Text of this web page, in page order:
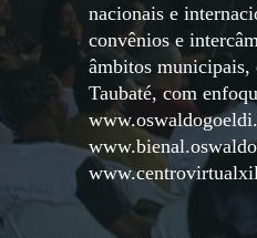
nacionais e
convênios e
âmbitos municipais,
Taubaté, com